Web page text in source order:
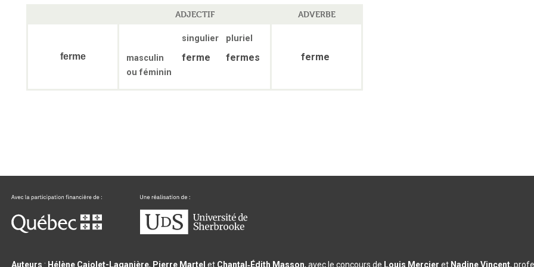
ADJECTIF ADVERBE
ferme
singulier
pluriel
masculin
ou féminin
ferme fermes ferme
Auteurs : Hélène Cajolet-Laganière, Pierre Martel et Chantal‑Édith Masson, avec le concours de Louis Mercier et Nadine Vincent,